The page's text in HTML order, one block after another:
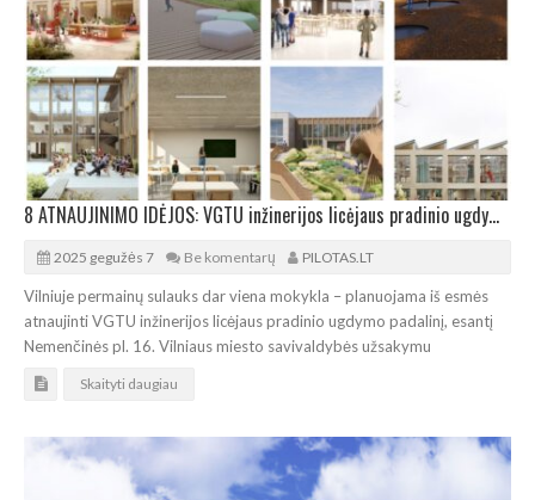
8 ATNAUJINIMO IDĖJOS: VGTU inžinerijos licėjaus pradinio ugdymo padalinio architektūros konkursas
2025 gegužės 7 Be komentarų PILOTAS.LT
Vilniuje permainų sulauks dar viena mokykla – planuojama iš esmės
atnaujinti VGTU inžinerijos licėjaus pradinio ugdymo padalinį, esantį
Nemenčinės pl. 16. Vilniaus miesto savivaldybės užsakymu
Skaityti daugiau